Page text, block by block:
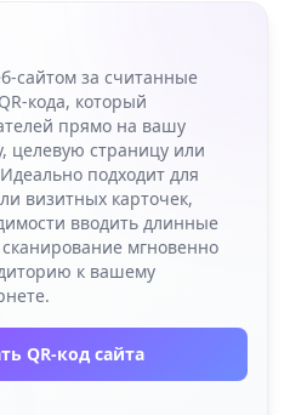
сайтом за считанные
кода, который
прямо на вашу
страницу или
подходит для
визитных карточек,
вводить длинные
мгновенно
к вашему
QR-код сайта